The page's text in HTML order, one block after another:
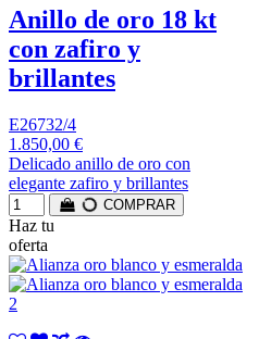
Anillo de oro 18 kt
con zafiro y
brillantes
E26732/4
1.850,00 €
Delicado anillo de oro con
elegante zafiro y brillantes
COMPRAR
Haz tu
oferta